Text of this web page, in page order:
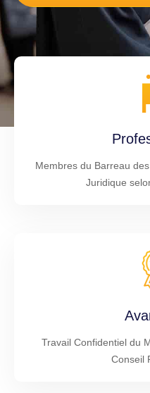
Membres du Barreau
Juridique
Travail Confidentiel du
Conseil